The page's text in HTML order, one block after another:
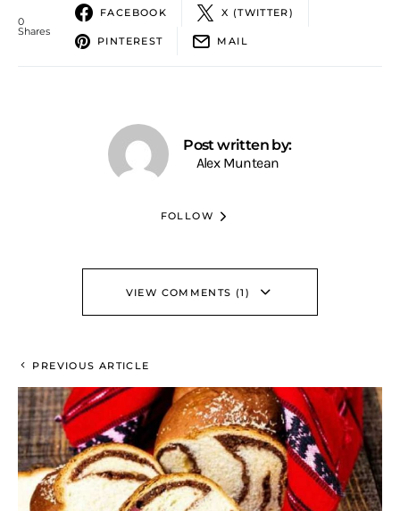
0
Shares
FACEBOOK X (TWITTER)
PINTEREST MAIL
Post written by:
Alex Muntean
FOLLOW
VIEW COMMENTS (1)
PREVIOUS ARTICLE